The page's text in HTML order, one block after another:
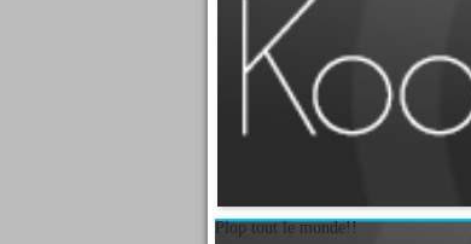
Plop tout le monde!!